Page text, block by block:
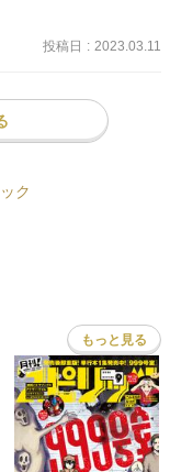
投稿日 : 2023.03.11
ク
もっと見る